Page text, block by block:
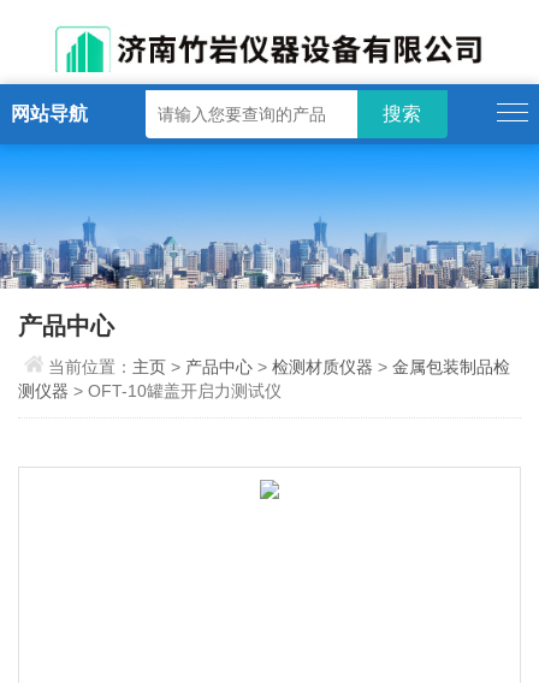
网站导航
产品中心
当前位置： 主页> 产品中心 >检测材质仪器 >金属包装制品检
测仪器 > OFT-10罐盖开启力测试仪